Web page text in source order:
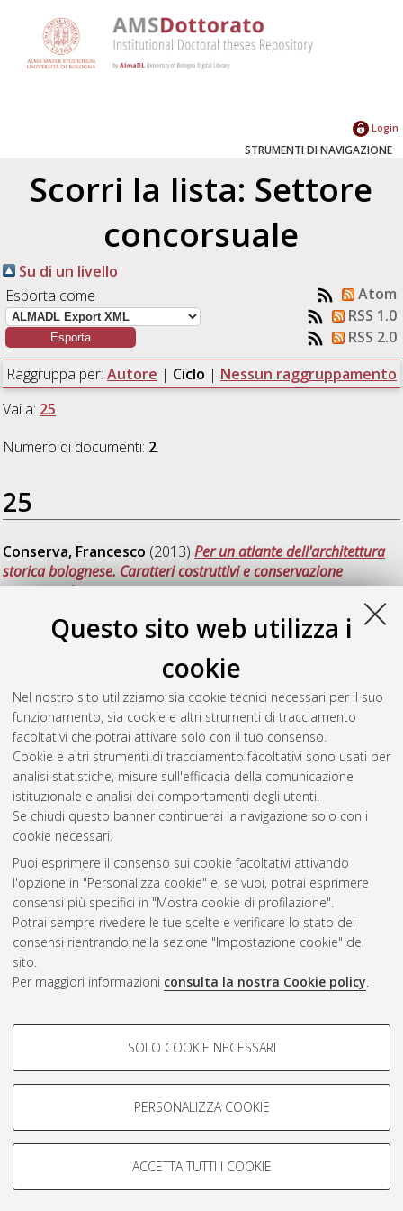
Questo sito web utilizza i
cookie
Nel nostro sito utilizziamo sia cookie tecnici necessari per il suo
funzionamento, sia cookie e altri strumenti di tracciamento
facoltativi che potrai attivare solo con il tuo consenso.
Cookie e altri strumenti di tracciamento facoltativi sono usati per
analisi statistiche, misure sull'efficacia della comunicazione
istituzionale e analisi dei comportamenti degli utenti.
Se chiudi questo banner continuerai la navigazione solo con i
cookie necessari.
Puoi esprimere il consenso sui cookie facoltativi attivando
l'opzione in "Personalizza cookie" e, se vuoi, potrai esprimere
consensi più specifici in "Mostra cookie di profilazione".
Potrai sempre rivedere le tue scelte e verificare lo stato dei
consensi rientrando nella sezione "Impostazione cookie" del
sito.
Per maggiori informazioni consulta la nostra Cookie policy.
COOKIE DI PROFILAZIONE -
Si tratta di cookie utilizzati per analizzare le caratteristiche della
navigazione degli utenti, creare profili in base al loro comportamento
Mostra cookie di profilazione
COOKIE TECNICI - NECESSARI
SOLO COOKIE NECESSARI
PERSONALIZZA COOKIE
ACCETTA TUTTI I COOKIE
Login
STRUMENTI DI NAVIGAZIONE
Scorri la lista: Settore
concorsuale
Su di un livello
Esporta come
Atom
RSS 1.0
RSS 2.0
Raggruppa per: Autore | Ciclo | Nessun raggruppamento
Vai a: 25
Numero di documenti: 2.
25
Conserva, Francesco (2013)Per un atlante dell'architettura
storica bolognese. Caratteri costruttivi e conservazione
consapevole, [Dissertation thesis], Alma Mater Studiorum
Ingegneria edile-
architettura, 25 Ciclo. DOI 10.6092/unibo/amsdottorato/6112.
(2013)Il museo Wilhelm Lehmbruck:
paradigma della nuova modernità nella Germania del secondo
dopoguerra , [Dissertation thesis], Alma Mater Studiorum
Università di Bologna. Dottorato di ricerca inArchitettura
Ciclo. DOI 10.6092/unibo/amsdottorato/5780.
Questa lista e' stata generata ilFri Aug 7 20:37:04 2026 CEST
Atom
Rss 1.0
Rss 2.0
ISSN: 2038-7946
Impostazioni Cookie
Informativa sulla privacy
Condizioni d’uso del sito